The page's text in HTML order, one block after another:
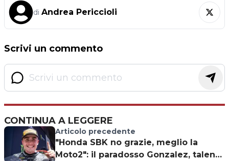
di Andrea Periccioli
Scrivi un commento
CONTINUA A LEGGERE
Articolo precedente
"Honda SBK no grazie, meglio la
Moto2": il paradosso Gonzalez, talento